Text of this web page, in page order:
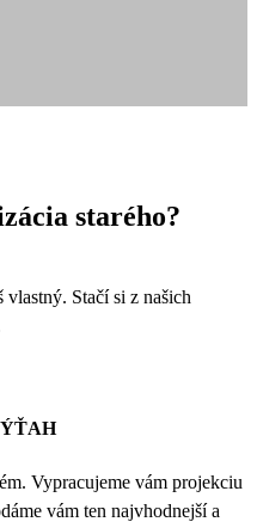
starého?
vlastný. Stačí si z našich
Vypracujeme vám projekciu
vám ten najvhodnejší a